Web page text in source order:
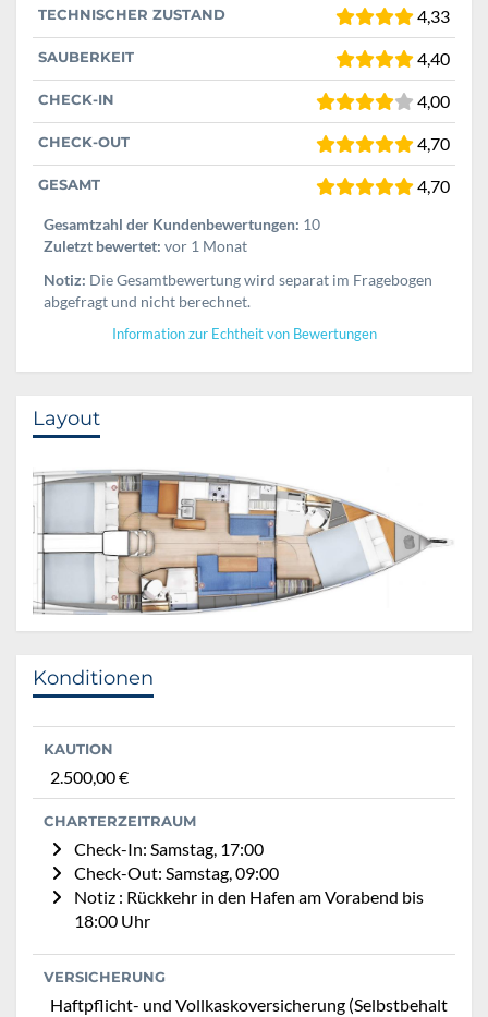
TECHNISCHER ZUSTAND 4,33
SAUBERKEIT 4,40
CHECK-IN 4,00
CHECK-OUT 4,70
GESAMT 4,70
Gesamtzahl der Kundenbewertungen: 10
Zuletzt bewertet: vor 1 Monat
Notiz: Die Gesamtbewertung wird separat im Fragebogen
abgefragt und nicht berechnet.
Information zur Echtheit von Bewertungen
Layout
Konditionen
KAUTION
2.500,00 €
CHARTERZEITRAUM
Check-In: Samstag, 17:00
Check-Out: Samstag, 09:00
Notiz : Rückkehr in den Hafen am Vorabend bis
18:00 Uhr
VERSICHERUNG
Haftpflicht- und Vollkaskoversicherung (Selbstbehalt